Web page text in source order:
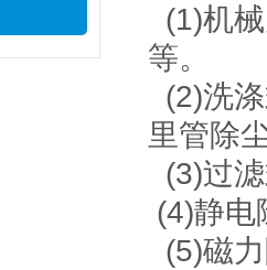
(1)机
等。
(2)洗
里管除
(3)过
(4)静电
(5)磁